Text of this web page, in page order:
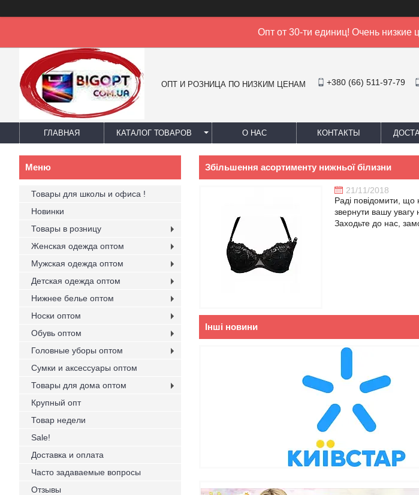
Опт от 30-ти единиц! Очень низкие
ОПТ И РОЗНИЦА ПО НИЗКИМ ЦЕНАМ +380 (66) 511-97-79
ГЛАВНАЯ КАТАЛОГ ТОВАРОВ О НАС КОНТАКТЫ
Збільшення асортименту нижньої білизни
21/11/2018
Раді повідомити, що
звернути вашу
Заходьте до нас,
Інші новини
Товары для школы и офиса !
Новинки
Товары в розницу
Женская одежда оптом
Мужская одежда оптом
Детская одежда оптом
Нижнее белье оптом
Носки оптом
Обувь оптом
Головные уборы оптом
Сумки и аксессуары оптом
Товары для дома оптом
Крупный опт
Товар недели
Sale!
Доставка и оплата
Часто задаваемые вопросы
Отзывы